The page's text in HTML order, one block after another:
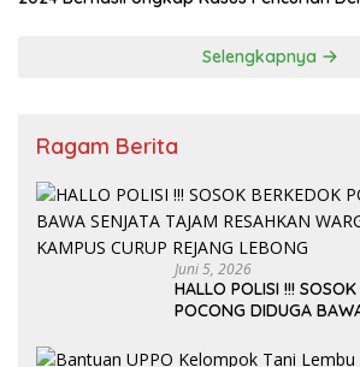
Selengkapnya
Ragam Berita
Juni 5, 2026
HALLO POLISI !!!
POCONG DIDUGA
CURUP REJANG